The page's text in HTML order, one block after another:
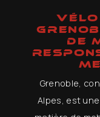
VÉLO
DE
Grenoble,
Alpes, est